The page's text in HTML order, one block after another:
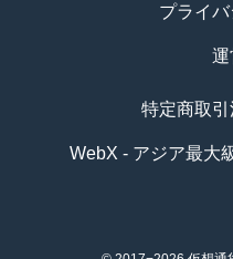
プライ
運
特定商取
WebX - アジア最大